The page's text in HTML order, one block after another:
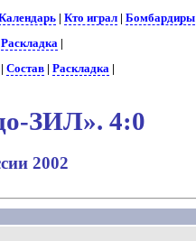
|Кто играл |Бомбардиры
Раскладка |
|Состав |Раскладка |
ЗИЛ». 4:0
2002